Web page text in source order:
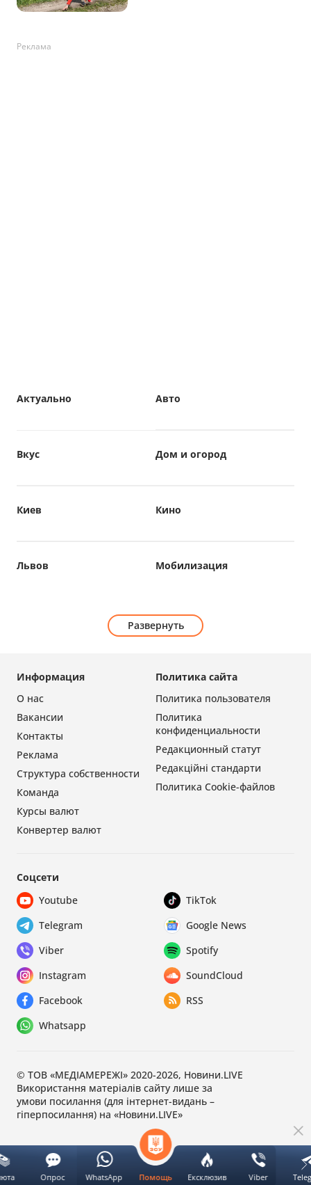
Реклама
Помощь Ексклюзив Viber
Опрос WhatsApp
Авто
Актуально
Вкус Дом и огород
Киев Кино
Львов Мобилизация
Развернуть
Политика сайта
Политика пользователя
Политика
конфиденциальности
Редакционный статут
Редакційні стандарти
Политика Cookie-файлов
Информация
О нас
Вакансии
Контакты
Реклама
Структура собственности
Команда
Курсы валют
Конвертер валют
Соцсети
Youtube
TikTok
Telegram
Google News
Viber
Spotify
Instagram
SoundCloud
Facebook
RSS
Whatsapp
© ТОВ «МЕДІАМЕРЕЖІ» 2020-2026, Новини.LIVE
Використання матеріалів сайту лише за
умови посилання (для інтернет-видань –
гіперпосилання) на «Новини.LIVE»